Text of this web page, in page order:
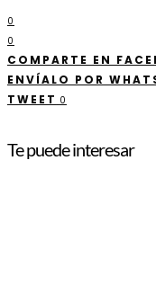
0
0
COMPARTE EN
ENVÍALO POR
TWEET 0
Te puede interesar